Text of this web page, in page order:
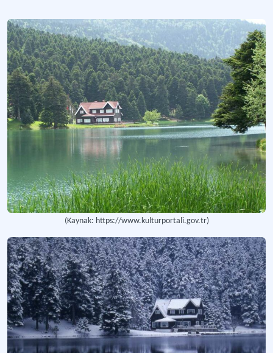
(Kaynak: https://www.kulturportali.gov.tr)